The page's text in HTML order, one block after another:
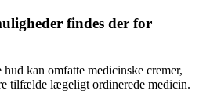
findes der for
kan omfatte medicinske cremer,
tilfælde lægeligt ordinerede medicin.